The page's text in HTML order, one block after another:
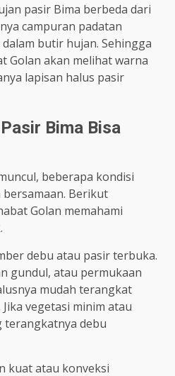
pasir Bima berbeda dari
campuran padatan
butir hujan. Sehingga
Golan akan melihat warna
lapisan halus pasir
Bima Bisa
beberapa kondisi
Berikut
Golan memahami
debu atau pasir terbuka.
gundul, atau permukaan
mudah terangkat
vegetasi minim atau
debu
kuat atau konveksi